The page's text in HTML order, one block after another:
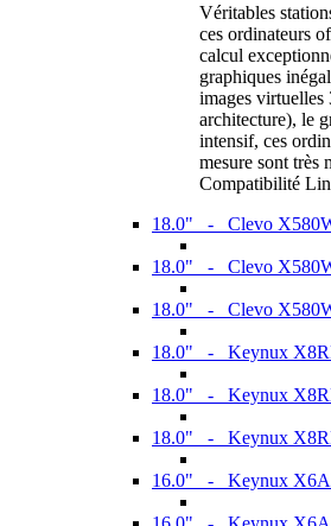
Véritables
ces ordinateurs
calcul
graphiques
images
architecture), le
intensif, ces
mesure sont très
Compatibilité
18.0" - Clevo
18.0" - Clevo
18.0" - Clevo
18.0" - Keynux
18.0" - Keynux
18.0" - Keynux
16.0" - Keynux